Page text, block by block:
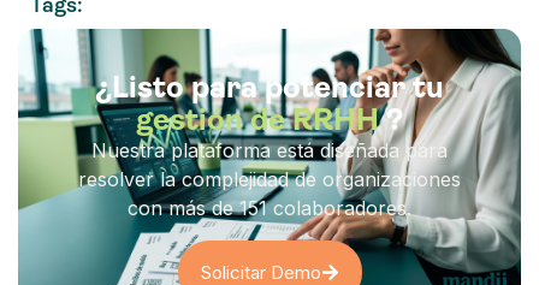
Tags:
¿Listo para potenciar tu
gestión de RRHH?
Nuestra plataforma está diseñada para
resolver la complejidad de organizaciones
con más de 151 colaboradores.
Solicitar Demo